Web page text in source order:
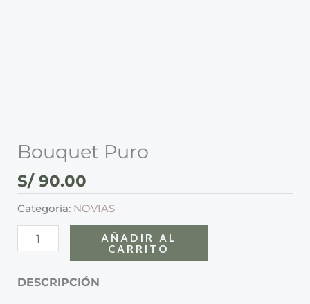
Bouquet Puro
S/90.00
Categoría: NOVIAS
AÑADIR AL
CARRITO
DESCRIPCIÓN